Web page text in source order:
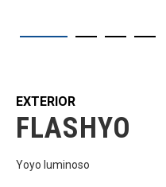
de
la
galería
imágenes
EXTERIOR
FLASHYO
Yoyo luminoso